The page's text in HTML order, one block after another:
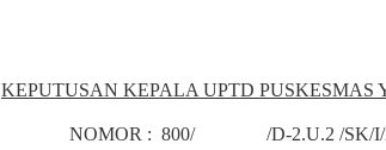
KEPUTUSAN KEPALA UPTD PUSKESMAS
NOMOR : 800/ /D-2.U.2 /SK/